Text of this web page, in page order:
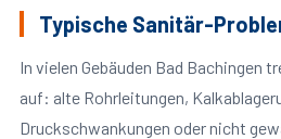
Typische Sanitär-
In vielen Gebäuden Bad Bachingen
auf: alte Rohrleitungen,
Druckschwankungen oder nicht